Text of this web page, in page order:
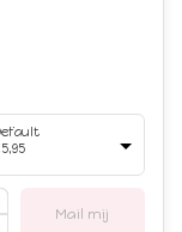
Mail mij